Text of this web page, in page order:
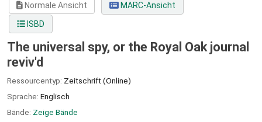
Normale Ansicht
MARC-Ansicht
ISBD
The universal spy, or the Royal Oak journal
reviv'd
Ressourcentyp: Zeitschrift (Online)
Sprache: Englisch
Bände: Zeige Bände